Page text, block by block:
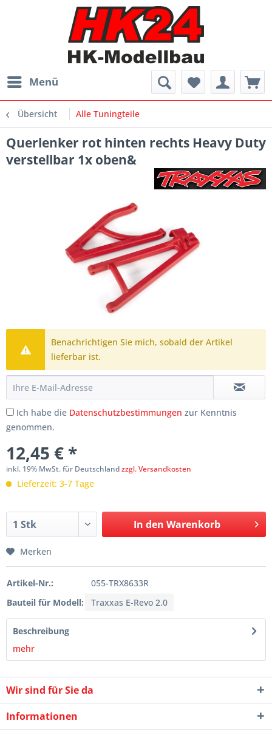
Menü
Übersicht Alle Tuningteile
Querlenker rot hinten rechts Heavy Duty
verstellbar 1x oben&
Benachrichtigen Sie mich, sobald der Artikel
lieferbar ist.
Ich habe die Datenschutzbestimmungen zur Kenntnis
genommen.
12,45 € *
inkl. 19% MwSt. für Deutschlandzzgl. Versandkosten
Lieferzeit: 3-7 Tage
In den Warenkorb
Merken
Artikel-Nr.:
055-TRX8633R
Bauteil für Modell:
Traxxas E-Revo 2.0
Beschreibung
mehr
Wir sind für Sie da
Informationen